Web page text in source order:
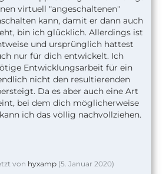
virtuell "angeschaltenen"
kann, damit er dann auch
bin ich glücklich. Allerdings ist
und ursprünglich hattest
nur für dich entwickelt. Ich
Entwicklungsarbeit für ein
nicht den resultierenden
Da es aber auch eine Art
bei dem dich möglicherweise
ich das völlig nachvollziehen.
von hyxamp (5. Januar 2020)